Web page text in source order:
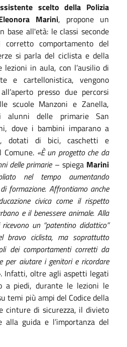
scelto della Polizia
Marini, propone un
base all'età: le classi seconde
comportamento del
si parla del ciclista e della
lezioni in aula, con l’ausilio di
e cartellonistica, vengono
presso due percorsi
scuole Manzoni e Zanella,
alunni delle primarie San
dove i bambini imparano a
dotati di bici, caschetti e
«È un progetto che da
delle primarie– spiega Marini
nel tempo aumentando
formazione. Affrontiamo anche
civica come il rispetto
e il benessere animale. Alla
un “patentino didattico”
bravo ciclista, ma soprattutto
dei comportamenti corretti da
per aiutare i genitori e ricordare
. Infatti, oltre agli aspetti legati
a piedi, durante le lezioni le
temi più ampi del Codice della
cinture di sicurezza, il divieto
guida e l’importanza del